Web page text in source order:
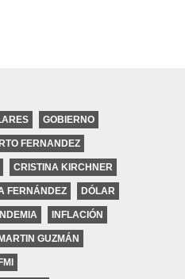
GOBIERNO
FERNANDEZ
CRISTINA KIRCHNER
FERNÁNDEZ DÓLAR
INFLACIÓN
MARTIN GUZMÁN
FMI